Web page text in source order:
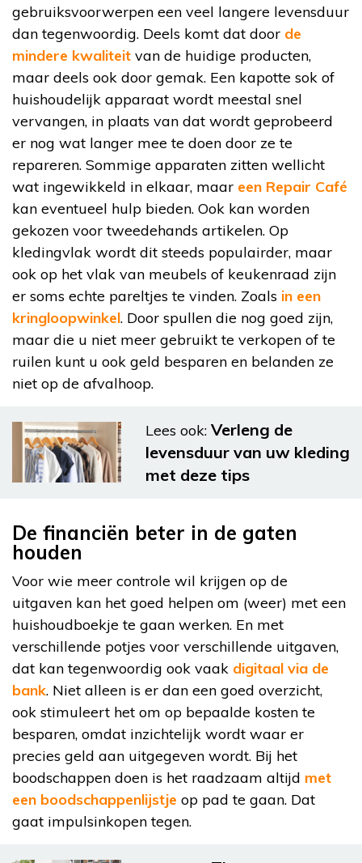
gebruiksvoorwerpen een veel langere levensduur
dan tegenwoordig. Deels komt dat door de
mindere kwaliteit van de huidige producten,
maar deels ook door gemak. Een kapotte sok of
huishoudelijk apparaat wordt meestal snel
vervangen, in plaats van dat wordt geprobeerd
er nog wat langer mee te doen door ze te
repareren. Sommige apparaten zitten wellicht
wat ingewikkeld in elkaar, maar een Repair Café
kan eventueel hulp bieden. Ook kan worden
gekozen voor tweedehands artikelen. Op
kledingvlak wordt dit steeds populairder, maar
ook op het vlak van meubels of keukenraad zijn
er soms echte pareltjes te vinden. Zoals in een
kringloopwinkel. Door spullen die nog goed zijn,
maar die u niet meer gebruikt te verkopen of te
ruilen kunt u ook geld besparen en belanden ze
niet op de afvalhoop.
Lees ook: Verleng de
levensduur van uw kleding
met deze tips
De financiën beter in de gaten
houden
Voor wie meer controle wil krijgen op de
uitgaven kan het goed helpen om (weer) met een
huishoudboekje te gaan werken. En met
verschillende potjes voor verschillende uitgaven,
dat kan tegenwoordig ook vaak digitaal via de
bank. Niet alleen is er dan een goed overzicht,
ook stimuleert het om op bepaalde kosten te
besparen, omdat inzichtelijk wordt waar er
precies geld aan uitgegeven wordt. Bij het
boodschappen doen is het raadzaam altijd met
een boodschappenlijstje op pad te gaan. Dat
gaat impulsinkopen tegen.